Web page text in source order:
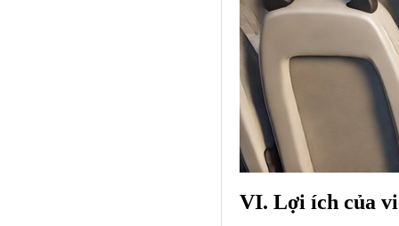
VI. Lợi ích của